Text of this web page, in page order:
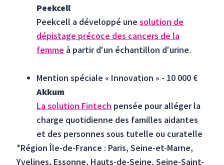
Peekcell
Peekcell a développé unesolution de
dépistage précoce des cancers de la
femme à partir d'un échantillon d'urine.
Mention spéciale « Innovation » - 10 000 €
Akkum
La solution Fintech pensée pour alléger la
charge quotidienne des familles aidantes
et des personnes sous tutelle ou curatelle
*Région Île-de-France : Paris, Seine-et-Marne,
Yvelines, Essonne, Hauts-de-Seine, Seine-Saint-